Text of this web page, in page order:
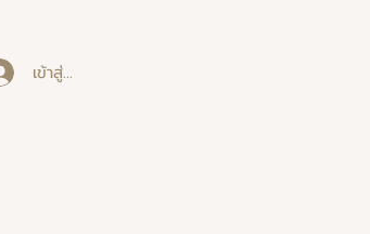
เข้าสู่ระบบ